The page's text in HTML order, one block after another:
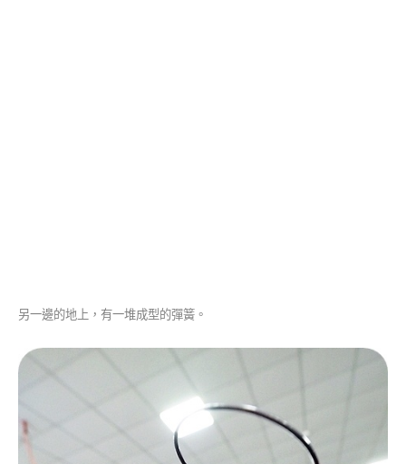
另一邊的地上，有一堆成型的彈簧。